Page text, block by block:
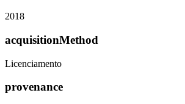
2018
acquisitionMethod
Licenciamento
provenance